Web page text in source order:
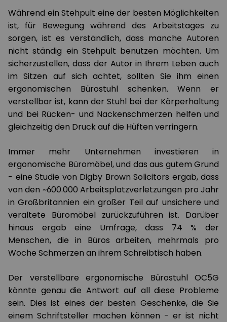
Während ein Stehpult eine der besten Möglichkeiten
ist, für Bewegung während des Arbeitstages zu
sorgen, ist es verständlich, dass manche Autoren
nicht ständig ein Stehpult benutzen möchten. Um
sicherzustellen, dass der Autor in Ihrem Leben auch
im Sitzen auf sich achtet, sollten Sie ihm einen
ergonomischen Bürostuhl schenken. Wenn er
verstellbar ist, kann der Stuhl bei der Körperhaltung
und bei Rücken- und Nackenschmerzen helfen und
gleichzeitig den Druck auf die Hüften verringern.
Immer mehr Unternehmen investieren in
ergonomische Büromöbel, und das aus gutem Grund
- eine Studie von Digby Brown Solicitors ergab, dass
von den ~600.000 Arbeitsplatzverletzungen pro Jahr
in Großbritannien ein großer Teil auf unsichere und
veraltete Büromöbel zurückzuführen ist. Darüber
hinaus ergab eine Umfrage, dass 74 % der
Menschen, die in Büros arbeiten, mehrmals pro
Woche Schmerzen an ihrem Schreibtisch haben.
Der verstellbare ergonomische Bürostuhl OC5G
könnte genau die Antwort auf all diese Probleme
sein. Dies ist eines der besten Geschenke, die Sie
einem Schriftsteller machen können - er ist nicht